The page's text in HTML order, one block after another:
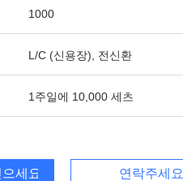
1000
L/C (신용장), 전신환
1주일에 10,000 세츠
세요 연락주세요